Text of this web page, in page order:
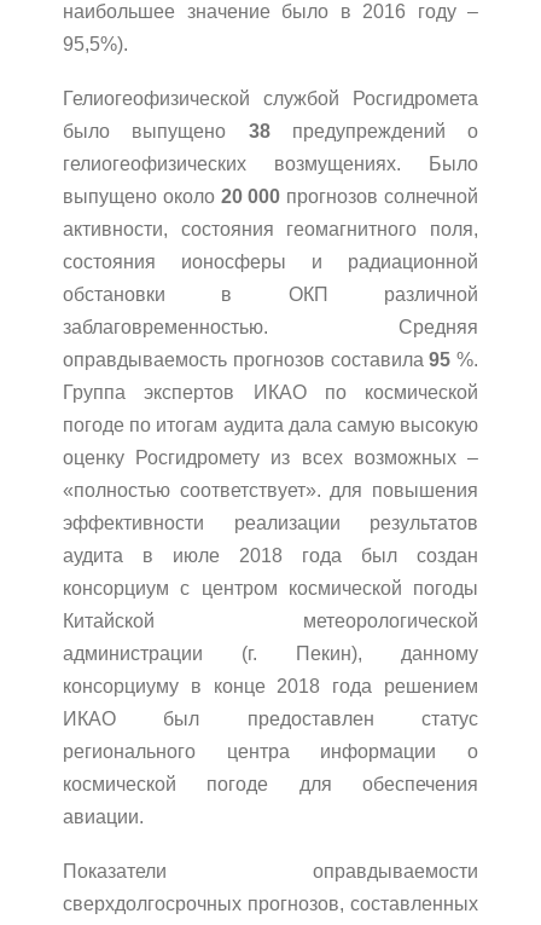
наибольшее значение было в 2016 году –
95,5%).
Гелиогеофизической службой Росгидромета
было выпущено 38предупреждений о
гелиогеофизических возмущениях. Было
выпущено около 20 000 прогнозов солнечной
активности, состояния геомагнитного поля,
состояния ионосферы и радиационной
обстановки в ОКП различной
заблаговременностью. Средняя
оправдываемость прогнозов составила95 %.
Группа экспертов ИКАО по космической
погоде по итогам аудита дала самую высокую
оценку Росгидромету из всех возможных –
«полностью соответствует». для повышения
эффективности реализации результатов
аудита в июле 2018 года был создан
консорциум с центром космической погоды
Китайской метеорологической
администрации (г. Пекин), данному
консорциуму в конце 2018 года решением
ИКАО был предоставлен статус
регионального центра информации о
космической погоде для обеспечения
авиации.
Показатели оправдываемости
сверхдолгосрочных прогнозов, составленных